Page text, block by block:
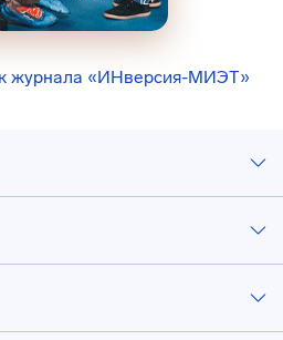
журнала «ИНверсия-МИЭТ»